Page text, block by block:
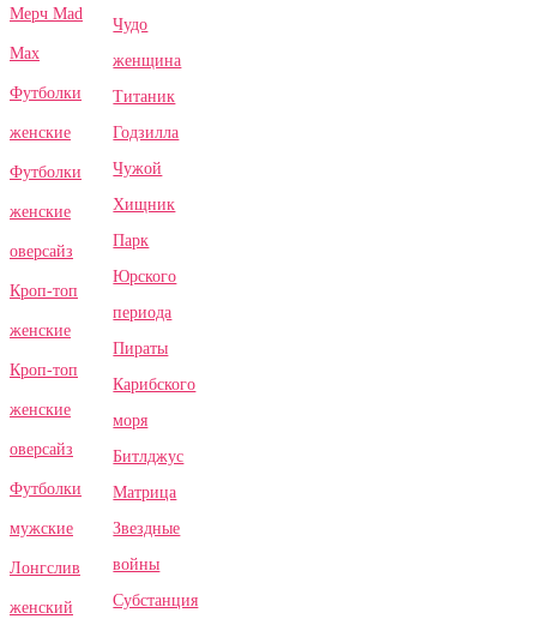
Мерч Mad
Max
Футболки
женские
Футболки
женские
оверсайз
Кроп-топ
женские
Кроп-топ
женские
оверсайз
Футболки
мужские
Лонгслив
женский
Чудо
женщина
Титаник
Годзилла
Чужой
Хищник
Парк
Юрского
периода
Пираты
Карибского
моря
Битлджус
Матрица
Звездные
войны
Субстанция